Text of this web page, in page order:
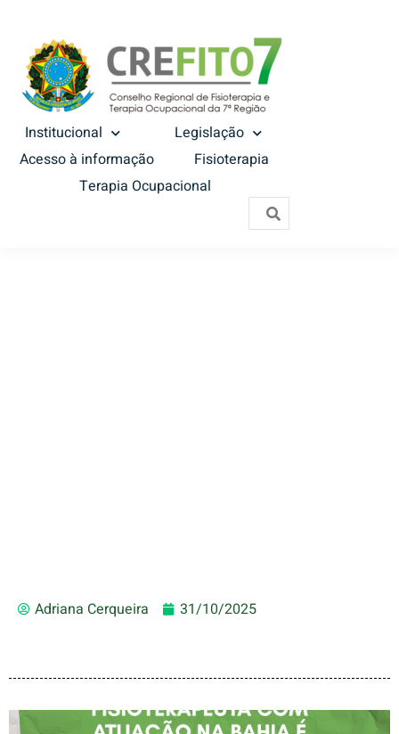
Institucional
Legislação
Acesso à informação
Fisioterapia
Terapia Ocupacional
Adriana Cerqueira 31/10/2025